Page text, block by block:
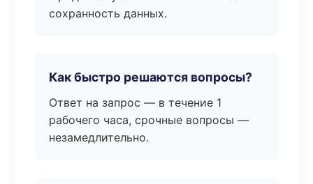
сохранность данных.
Как быстро решаются вопросы?
Ответ на запрос — в течение 1
рабочего часа, срочные вопросы —
незамедлительно.